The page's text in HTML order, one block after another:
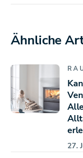
Ähnliche
27.